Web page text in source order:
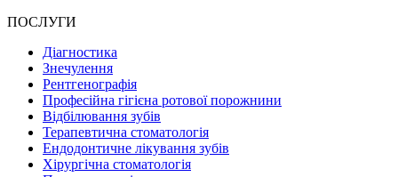
ПОСЛУГИ
Діагностика
Знечулення
Рентгенографія
Професійна гігієна ротової порожнини
Відбілювання зубів
Терапевтична стоматологія
Ендодонтичне лікування зубів
Хірургічна стоматологія